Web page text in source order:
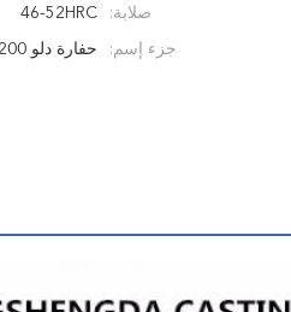
صلابة: 46-52HRC
جزء إسم: حفارة دلو PC200 الأسنان